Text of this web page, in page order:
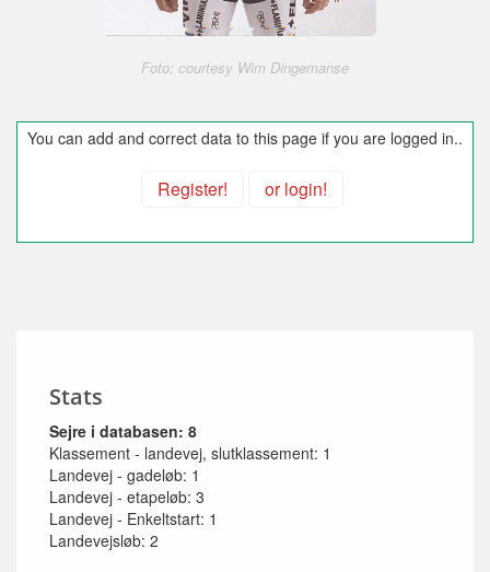
Foto: courtesy Wim Dingemanse
You can add and correct data to this page if you are logged in..
Register! or login!
Stats
Sejre i databasen: 8
Klassement - landevej, slutklassement: 1
Landevej - gadeløb: 1
Landevej - etapeløb: 3
Landevej - Enkeltstart: 1
Landevejsløb: 2